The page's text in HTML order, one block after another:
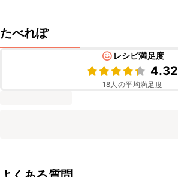
たべれぽ
レシピ満足度
4.32
18人の平均満足度